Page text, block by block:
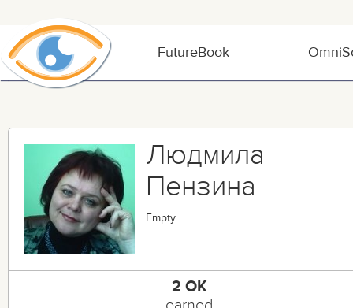
FutureBook
Людмила
Пензина
Empty
2 OK